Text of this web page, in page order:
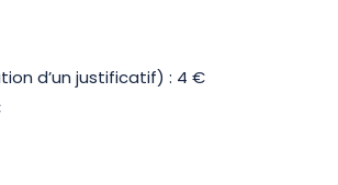
d’un justificatif) : 4 €